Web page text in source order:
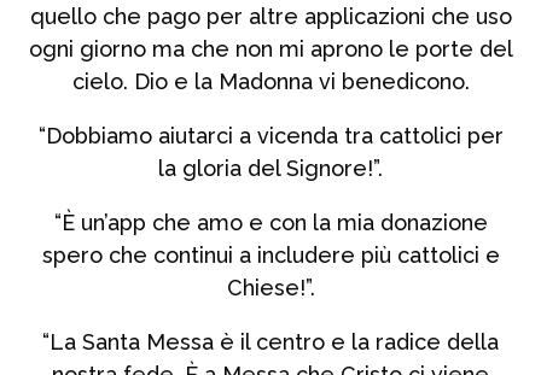
quello che pago per altre applicazioni che uso
ogni giorno ma che non mi aprono le porte del
cielo. Dio e la Madonna vi benedicono.
“Dobbiamo aiutarci a vicenda tra cattolici per
la gloria del Signore!”.
“È un’app che amo e con la mia donazione
spero che continui a includere più cattolici e
Chiese!”.
“La Santa Messa è il centro e la radice della